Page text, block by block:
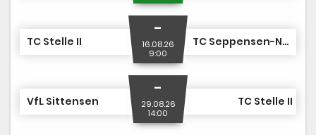
TC Stelle II
-
16.08.26
9:00
TC Seppensen-Nordheide
VfL Sittensen
-
29.08.26
14:00
TC Stelle II